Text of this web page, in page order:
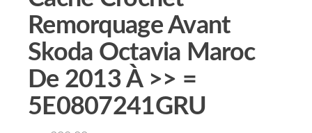
Remorquage Avant
Skoda Octavia Maroc
De 2013 À >> =
5E0807241GRU